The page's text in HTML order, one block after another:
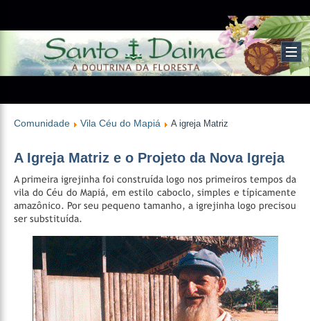
Comunidade Vila Céu do Mapiá A igreja Matriz
A Igreja Matriz e o Projeto da Nova Igreja
A primeira igrejinha foi construída logo nos primeiros tempos da
vila do Céu do Mapiá, em estilo caboclo, simples e típicamente
amazônico. Por seu pequeno tamanho, a igrejinha logo precisou
ser substituída.